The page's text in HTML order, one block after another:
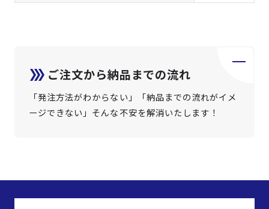
ご注文から納品までの流れ
「発注方法がわからない」「納品までの流れがイメ
ージできない」そんな不安を解消いたします！